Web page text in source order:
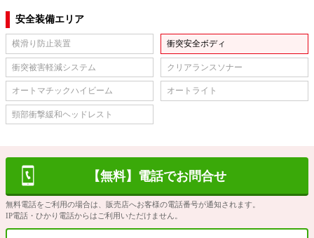
安全装備エリア
横滑り防止装置 衝突安全ボディ
衝突被害軽減システム クリアランスソナー
オートマチックハイビーム オートライト
頸部衝撃緩和ヘッドレスト
【無料】電話でお問合せ
無料電話をご利用の場合は、販売店へお客様の電話番号が通知されます。
IP電話・ひかり電話からはご利用いただけません。